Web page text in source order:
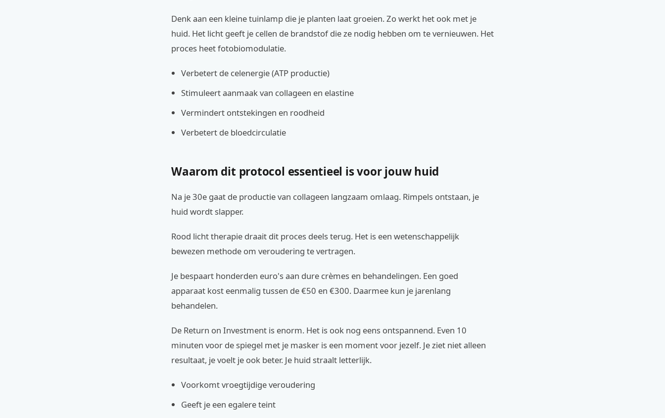
Denk aan een kleine tuinlamp die je planten laat groeien. Zo werkt het ook met je
huid. Het licht geeft je cellen de brandstof die ze nodig hebben om te vernieuwen. Het
proces heet fotobiomodulatie.
Verbetert de celenergie (ATP productie)
Stimuleert aanmaak van collageen en elastine
Vermindert ontstekingen en roodheid
Verbetert de bloedcirculatie
Waarom dit protocol essentieel is voor jouw huid
Na je 30e gaat de productie van collageen langzaam omlaag. Rimpels ontstaan, je
huid wordt slapper.
Rood licht therapie draait dit proces deels terug. Het is een wetenschappelijk
bewezen methode om veroudering te vertragen.
Je bespaart honderden euro's aan dure crèmes en behandelingen. Een goed
apparaat kost eenmalig tussen de €50 en €300. Daarmee kun je jarenlang
behandelen.
De Return on Investment is enorm. Het is ook nog eens ontspannend. Even 10
minuten voor de spiegel met je masker is een moment voor jezelf. Je ziet niet alleen
resultaat, je voelt je ook beter. Je huid straalt letterlijk.
Voorkomt vroegtijdige veroudering
Geeft je een egalere teint